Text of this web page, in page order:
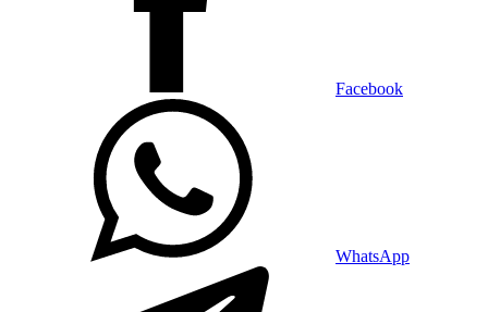
Facebook
WhatsApp